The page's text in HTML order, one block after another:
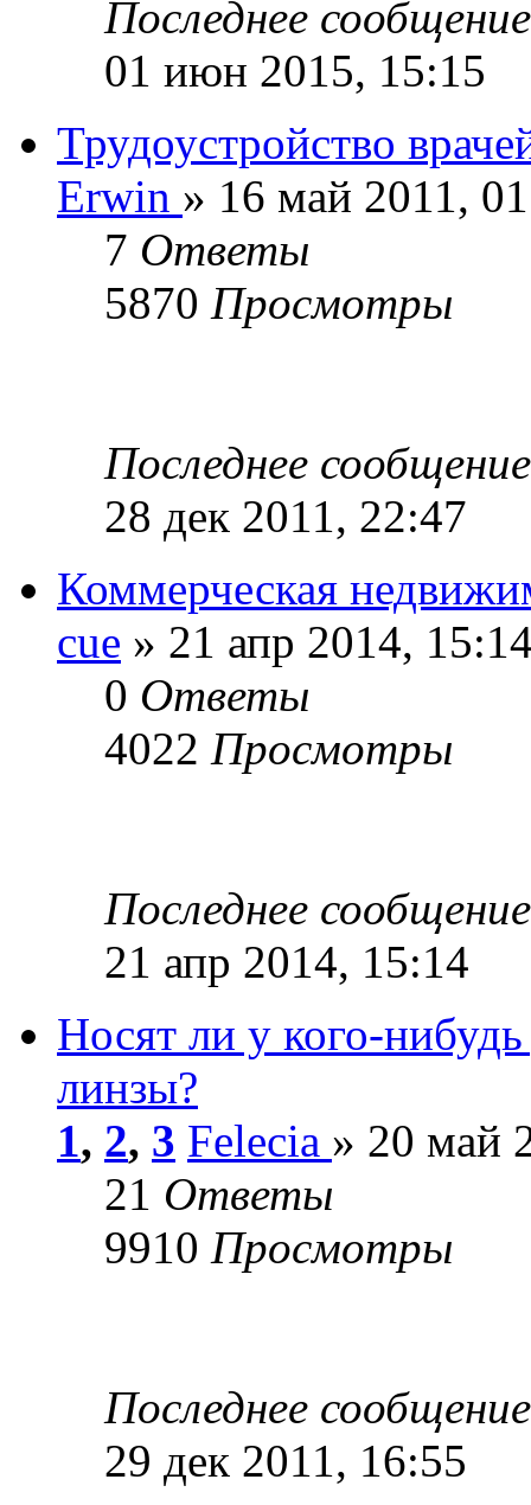
Последнее
01 июн 2015, 15:15
Трудоустройство
Erwin » 16 май 2011,
7 Ответы
5870 Просмотры
Последнее
28 дек 2011, 22:47
Коммерческая
cue » 21 апр 2014,
0 Ответы
4022 Просмотры
Последнее
21 апр 2014, 15:14
Носят ли у кого-
линзы?
1, 2, 3 Felecia » 20 май
21 Ответы
9910 Просмотры
Последнее
29 дек 2011, 16:55